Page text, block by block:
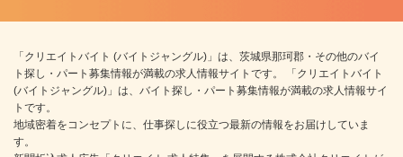
「クリエイトバイト (バイトジャングル)」は、茨城県那珂郡・その他のバイ
ト探し・パート募集情報が満載の求人情報サイトです。 「クリエイトバイト
(バイトジャングル)」は、バイト探し・パート募集情報が満載の求人情報サイ
トです。
地域密着をコンセプトに、仕事探しに役立つ最新の情報をお届けしていま
す。